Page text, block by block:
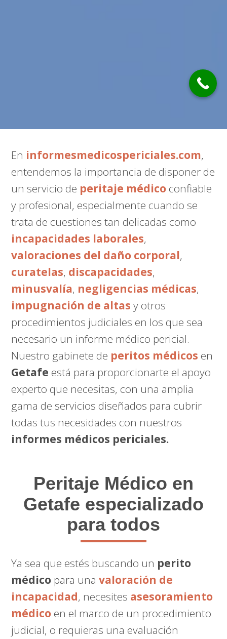
En informesmedicospericiales.com,
entendemos la importancia de disponer de
un servicio de peritaje médico confiable
y profesional, especialmente cuando se
trata de cuestiones tan delicadas como
incapacidades laborales,
valoraciones del daño corporal,
curatelas, discapacidades,
minusvalía, negligencias médicas,
impugnación de altas y otros
procedimientos judiciales en los que sea
necesario un informe médico pericial.
Nuestro gabinete de peritos médicos en
Getafe está para proporcionarte el apoyo
experto que necesitas, con una amplia
gama de servicios diseñados para cubrir
todas tus necesidades con nuestros
informes médicos periciales.
Peritaje Médico en
Getafe especializado
para todos
Ya sea que estés buscando un perito
médico para unavaloración de
incapacidad, necesites asesoramiento
médico en el marco de un procedimiento
judicial, o requieras una evaluación